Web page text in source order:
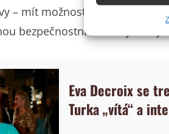
základě
obsahu,
– mít možnost se bránit,
bezpečnostní situaci jako
Eva Decroix se
Turka „vítá“ a